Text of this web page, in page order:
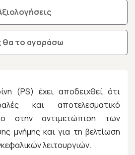
θα το αγοράσω
(PS) έχει αποδειχθεί ότι
και αποτελεσματικό
στην αντιμετώπιση των
μνήμης και για τη βελτίωση
λειτουργιών.